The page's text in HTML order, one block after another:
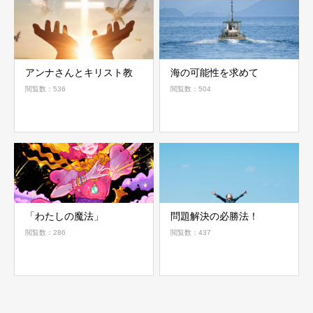
アンナさんとキリスト教
閲覧数：536
海の可能性を求めて
閲覧数：504
「わたしの魔法」
閲覧数：286
問題解決の必勝法！
閲覧数：437